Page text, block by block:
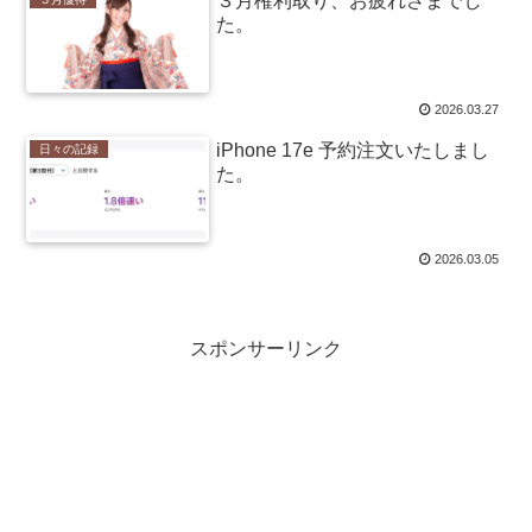
た。
2026.03.27
日々の記録
iPhone 17e 予約注文いたしまし
た。
2026.03.05
スポンサーリンク